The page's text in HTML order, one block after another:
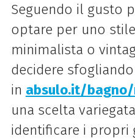
Seguendo il gusto
optare per uno
minimalista o
decidere
in absulo.it/
una scelta
identificare i propri